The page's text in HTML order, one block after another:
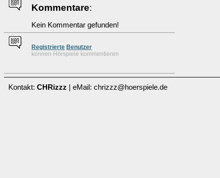
Kommentare:
Kein Kommentar gefunden!
Registrierte Benutzer
können Hörspiele kommentieren
Kontakt: CHRizzz | eMail: chrizzz@hoerspiele.de